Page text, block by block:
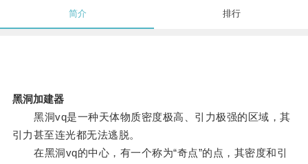
简介 排行
黑洞加建器
黑洞vq是一种天体物质密度极高、引力极强的区域，其
引力甚至连光都无法逃脱。
在黑洞vq的中心，有一个称为“奇点”的点，其密度和引